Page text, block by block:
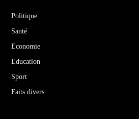
Politique
Santé
Economie
Education
Sport
Faits divers